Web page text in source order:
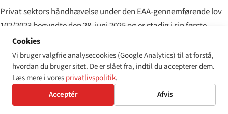
Privat sektors håndhævelse under den EAA-gennemførende lov
102/2023 begyndte den 28. juni 2025 og er stadig i sin første
overvågningscyklus fra midten af 2026. Traficom's
markedsovervågningsprogram prioriterer: tilgængelighed af
elektroniske kommunikationstjenester, e-læsere og
forbrugerterminaludstyr placeret på det finske marked,
selvbetjeningsbilletkiosker på store transporthubs og
Cookies
Vi bruger valgfrie analysecookies (Google Analytics) til at forstå,
hvordan du bruger sitet. De er slået fra, indtil du accepterer dem.
Læs mere i voresprivatlivspolitik.
Acceptér
Afvis